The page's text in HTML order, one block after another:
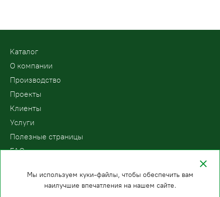
Kаталог
О компании
Производство
Проекты
Клиенты
Услуги
Полезные страницы
FAQ
Мы используем куки-файлы, чтобы обеспечить вам
наилучшие впечатления на нашем сайте.